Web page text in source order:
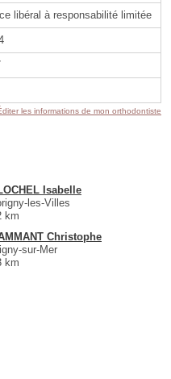
libéral à responsabilité limitée
les informations de mon orthodontiste
Isabelle
les-Villes
km
Christophe
sur-Mer
km